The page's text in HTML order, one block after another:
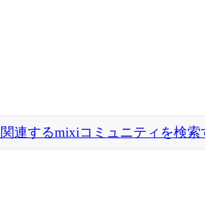
関連するmixiコミュニティを検索